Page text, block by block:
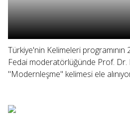
Türkiye'nin Kelimeleri
Fedai moderatörlüğünde Prof. Dr.
"Modernleşme" kelimesi ele